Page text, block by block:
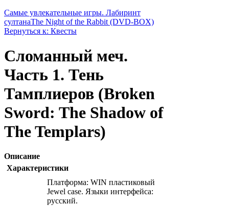
Самые увлекательные игры. Лабиринт
султанаThe Night of the Rabbit (DVD-BOX)
Вернуться к: Квесты
Сломанный меч.
Часть 1. Тень
Тамплиеров (Broken
Sword: The Shadow of
The Templars)
Описание
Характеристики
Платформа: WIN пластиковый
Jewel case. Языки интерфейса:
русский.